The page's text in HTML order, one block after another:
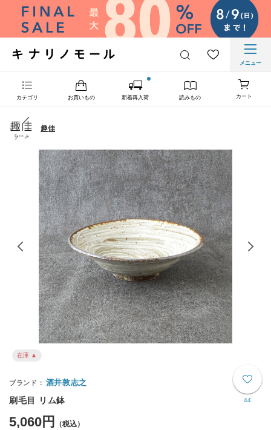
メニュー
カテゴリ お買いもの 新着再入荷 読みもの カート
趣佳
在庫 ▲
44
酒井敦志之
刷毛目 リム鉢
5,060円